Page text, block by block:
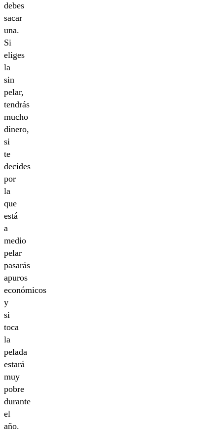
debes
sacar
una.
Si
eliges
la
sin
pelar,
tendrás
mucho
dinero,
si
te
decides
por
la
que
está
a
medio
pelar
pasarás
apuros
económicos
y
si
toca
la
pelada
estará
muy
pobre
durante
el
año.